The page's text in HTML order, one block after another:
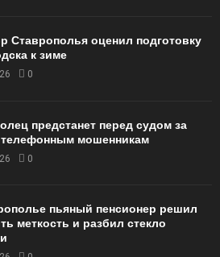
Ставрополья оценил подготовку
к зиме
0
предстанет перед судом за
мошенникам
0
пьяный пенсионер решил
меткость и разбил стекло